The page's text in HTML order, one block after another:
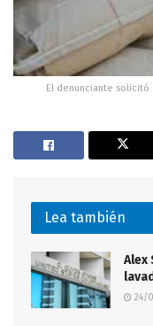
El denunciante
Lea también
Alex
24/